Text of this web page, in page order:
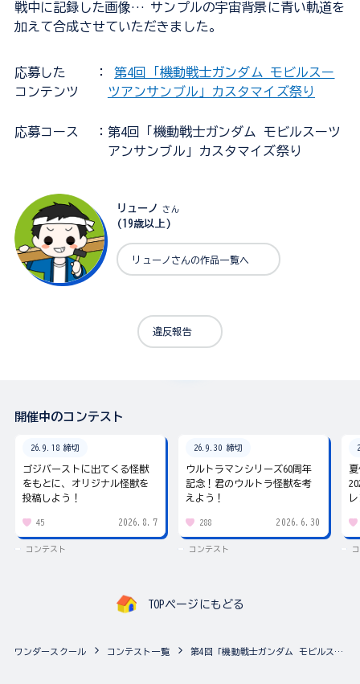
戦中に記録した画像… サンプルの宇宙背景に青い軌道を
加えて合成させていただきました。
応募した
コンテンツ
：第4回「機動戦士ガンダム モビルスー
ツアンサンブル」カスタマイズ祭り
応募コース
：第4回「機動戦士ガンダム モビルスーツ
アンサンブル」カスタマイズ祭り
リューノ さん
(19歳以上)
リューノさんの作品一覧へ
違反報告
開催中のコンテスト
26.9.18 締切
ゴジバーストに出てくる怪獣
をもとに、オリジナル怪獣を
投稿しよう！
45 2026.8.7
コンテスト
26.9.30 締切
ウルトラマンシリーズ60周年
記念！君のウルトラ怪獣を考
えよう！
288 2026.6.30
コンテスト
TOPページにもどる
ワンダースクール コンテスト一覧 第4回「機動戦士ガンダム モビルスーツアンサンブル」カスタマイズ祭り